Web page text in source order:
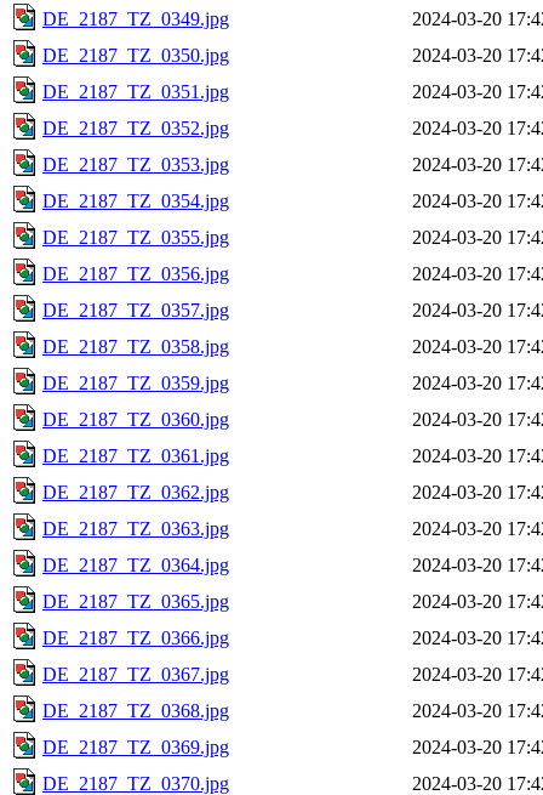
DE_2187_TZ_0349.jpg
2024-03-20
DE_2187_TZ_0350.jpg
2024-03-20
DE_2187_TZ_0351.jpg
2024-03-20
DE_2187_TZ_0352.jpg
2024-03-20
DE_2187_TZ_0353.jpg
2024-03-20
DE_2187_TZ_0354.jpg
2024-03-20
DE_2187_TZ_0355.jpg
2024-03-20
DE_2187_TZ_0356.jpg
2024-03-20
DE_2187_TZ_0357.jpg
2024-03-20
DE_2187_TZ_0358.jpg
2024-03-20
DE_2187_TZ_0359.jpg
2024-03-20
DE_2187_TZ_0360.jpg
2024-03-20
DE_2187_TZ_0361.jpg
2024-03-20
DE_2187_TZ_0362.jpg
2024-03-20
DE_2187_TZ_0363.jpg
2024-03-20
DE_2187_TZ_0364.jpg
2024-03-20
DE_2187_TZ_0365.jpg
2024-03-20
DE_2187_TZ_0366.jpg
2024-03-20
DE_2187_TZ_0367.jpg
2024-03-20
DE_2187_TZ_0368.jpg
2024-03-20
DE_2187_TZ_0369.jpg
2024-03-20
DE_2187_TZ_0370.jpg
2024-03-20